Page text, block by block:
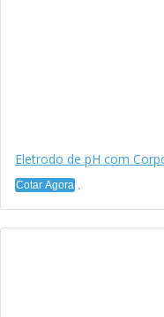
Eletrodo de pH com
Cotar Agora